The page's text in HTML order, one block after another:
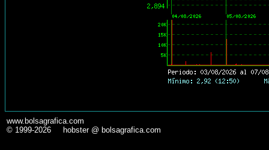
www.bolsagrafica.com
© 1999-2026 hobster @ bolsagrafica.com